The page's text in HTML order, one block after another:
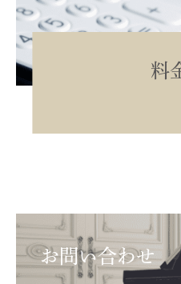
料
お問い合わせ